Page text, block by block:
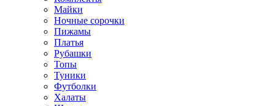
Майки
Ночные сорочки
Пижамы
Платья
Рубашки
Топы
Туники
Футболки
Халаты